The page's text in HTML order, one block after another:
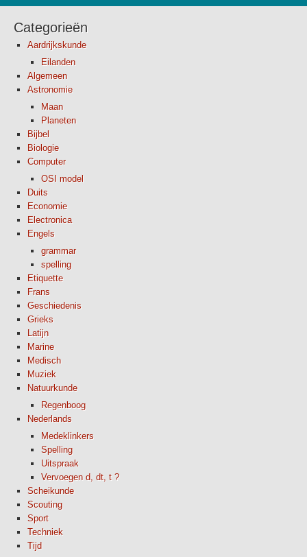
Categorieën
Aardrijkskunde
Eilanden
Algemeen
Astronomie
Maan
Planeten
Bijbel
Biologie
Computer
OSI model
Duits
Economie
Electronica
Engels
grammar
spelling
Etiquette
Frans
Geschiedenis
Grieks
Latijn
Marine
Medisch
Muziek
Natuurkunde
Regenboog
Nederlands
Medeklinkers
Spelling
Uitspraak
Vervoegen d, dt, t ?
Scheikunde
Scouting
Sport
Techniek
Tijd